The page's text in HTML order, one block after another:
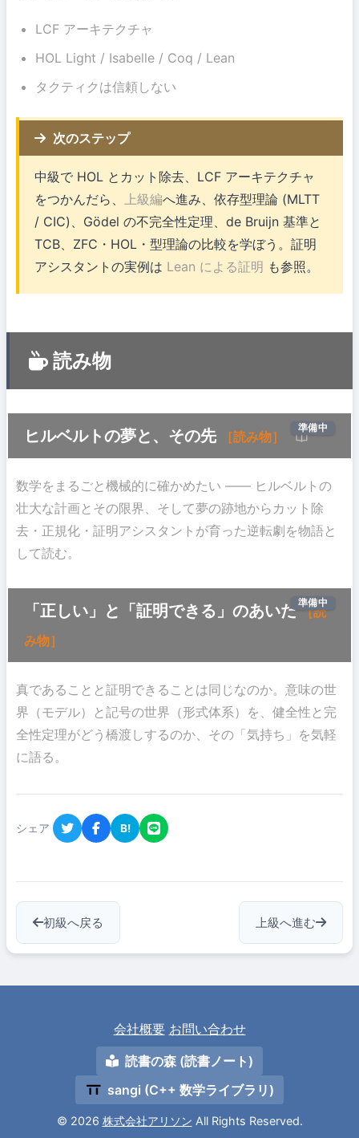
LCF アーキテクチャ
HOL Light / Isabelle / Coq / Lean
タクティクは信頼しない
次のステップ
中級で HOL とカット除去、LCF アーキテクチャ
をつかんだら、 上級編へ進み、依存型理論 (MLTT
/ CIC)、Gödel の不完全性定理、de Bruijn 基準と
TCB、ZFC・HOL・型理論の比較を学ぼう。証明
アシスタントの実例は Lean による証明 も参照。
読み物
ヒルベルトの夢と、その先 ［読み物］
数学をまるごと機械的に確かめたい ―― ヒルベルトの
壮大な計画とその限界、そして夢の跡地からカット除
去・正規化・証明アシスタントが育った逆転劇を物語と
して読む。
準備中
「正しい」と「証明できる」のあいだ［読
み物］
真であることと証明できることは同じなのか。意味の世
界（モデル）と記号の世界（形式体系）を、健全性と完
全性定理がどう橋渡しするのか、その「気持ち」を気軽
に語る。
準備中
シェア B!
初級へ戻る 上級へ進む
会社概要 お問い合わせ
読書の森 (読書ノート)
sangi (C++ 数学ライブラリ)
© 2026 株式会社アリソン All Rights Reserved.